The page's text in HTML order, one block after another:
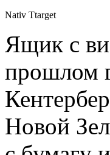
Nativ Ttarget
Ящик с
прошлом
Новой